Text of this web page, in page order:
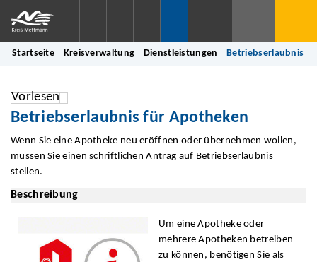
Startseite Kreisverwaltung Dienstleistungen Betriebserlaubnis
Vorlesen
Betriebserlaubnis für Apotheken
Wenn Sie eine Apotheke neu eröffnen oder übernehmen wollen,
müssen Sie einen schriftlichen Antrag auf Betriebserlaubnis
stellen.
Beschreibung
Um eine Apotheke oder
mehrere Apotheken betreiben
zu können, benötigen Sie als